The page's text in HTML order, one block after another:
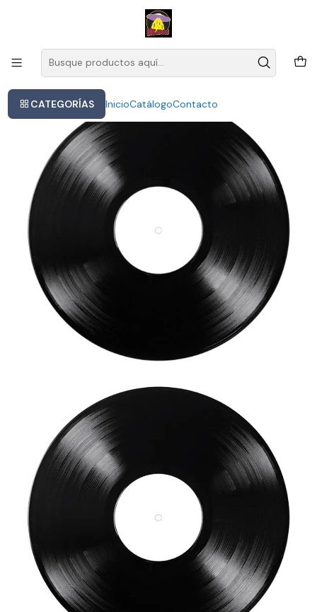
CATEGORÍAS InicioCatálogoContacto
Este es el texto del slide